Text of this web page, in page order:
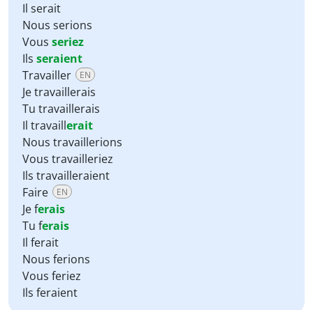
Il serait
Nous serions
Vous seriez
Ils seraient
Travailler
EN
Je travaillerais
Tu travaillerais
Il travaillerait
Nous travaillerions
Vous travailleriez
Ils travailleraient
Faire
EN
Je ferais
Tu ferais
Il ferait
Nous ferions
Vous feriez
Ils feraient